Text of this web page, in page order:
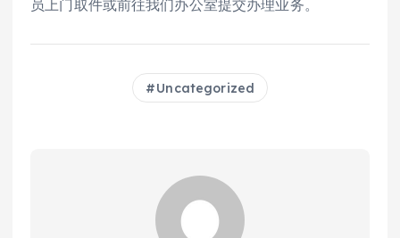
员上门取件或前往我们办公室提交办理业务。
Uncategorized